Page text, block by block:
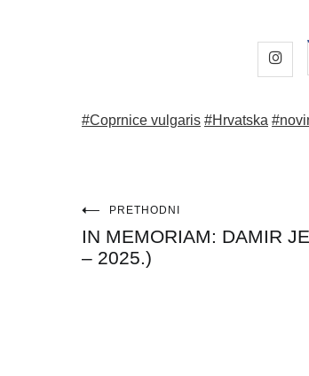
#Coprnice vulgaris #Hrvatska
Navigacija
objava
PRETHODNI
IN MEMORIAM: DAMIR
– 2025.)